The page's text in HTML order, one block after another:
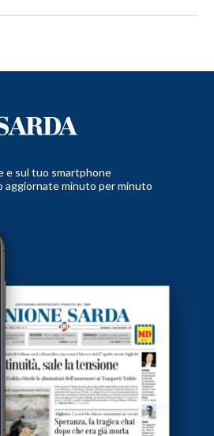
e sul tuo smartphone
aggiornate minuto per minuto